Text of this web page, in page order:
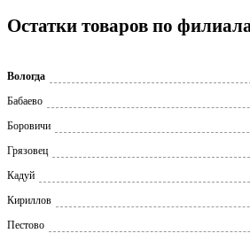
Остатки товаров по
Вологда
Бабаево
Боровичи
Грязовец
Кадуй
Кириллов
Пестово